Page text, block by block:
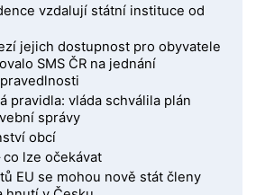
vzdalují státní instituce od
jejich dostupnost pro obyvatele
SMS ČR na jednání
pravidla: vláda schválila plán
správy
obcí
co lze očekávat
EU se mohou nově stát členy